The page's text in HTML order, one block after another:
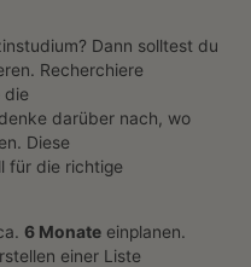
Dann solltest du
Recherchiere
die
darüber nach, wo
Diese
für die richtige
6 Monate einplanen.
einer Liste